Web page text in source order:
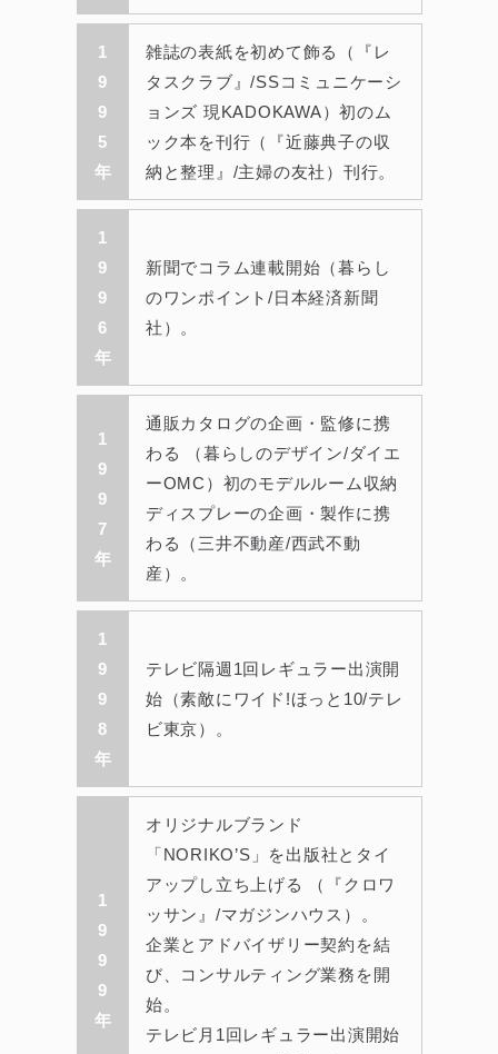
1
9
9
5
年
雑誌の表紙を初めて飾る（『レ
タスクラブ』/SSコミュニケーシ
ョンズ 現KADOKAWA）初のム
ック本を刊行（『近藤典子の収
納と整理』/主婦の友社）刊行。
1
9
9
6
年
新聞でコラム連載開始（暮らし
のワンポイント/日本経済新聞
社）。
1
9
9
7
年
通販カタログの企画・監修に携
わる （暮らしのデザイン/ダイエ
ーOMC）初のモデルルーム収納
ディスプレーの企画・製作に携
わる（三井不動産/西武不動
産）。
1
9
9
8
年
テレビ隔週1回レギュラー出演開
始（素敵にワイド!ほっと10/テレ
ビ東京）。
1
9
9
9
年
オリジナルブランド
「NORIKO’S」を出版社とタイ
アップし立ち上げる （『クロワ
ッサン』/マガジンハウス）。
企業とアドバイザリー契約を結
び、コンサルティング業務を開
始。
テレビ月1回レギュラー出演開始